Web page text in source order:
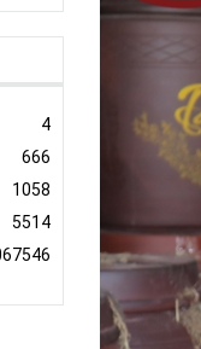
4
666
1058
5514